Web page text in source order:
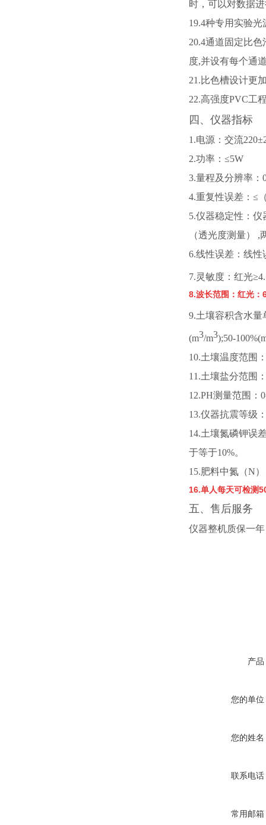
时，可以对数据
19.4种专用实验
20.4通道固定比
度,并设有每个通
21.比色槽设计更
22.高强度PVC工
四、仪器指标
1.电源：交流
2.功率：≤5W
3.量程及分辨率：
4.重复性误差：≤
5.仪器稳定性：
（透光度测量）
6.线性误差： 线性
7.灵敏度： 红光
8.波长范围 ： 红光：
9.土壤容积含水量
(m3/m3);50-
10.土壤温度范围
11.土壤盐分范围
12.PH测量范围：
13.仪器抗震等级
14.土壤氮磷钾误
于等于10%。
15. 肥料中氮（N
16.单人每天可检测
五、售后服务
仪器整机质保一
产品
您的单位
您的姓名
联系电话
常用邮箱